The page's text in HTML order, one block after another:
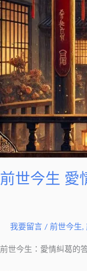
前世今生 愛
我要留言 / 前世今生,
前世今生：愛情糾葛的
葛
的
案